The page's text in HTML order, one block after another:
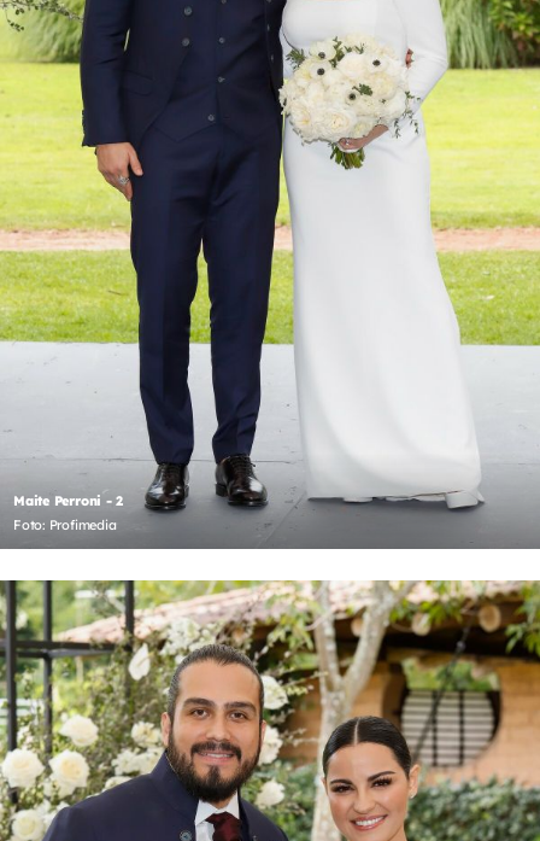
Maite Perroni - 2
Foto: Profimedia